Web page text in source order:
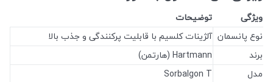
ویژگی
توضیحات
نوع پانسمان آلژینات کلسیم با قابلیت پرکنندگی و جذب بالا
برند
Hartmann (هارتمن)
مدل
Sorbalgon T